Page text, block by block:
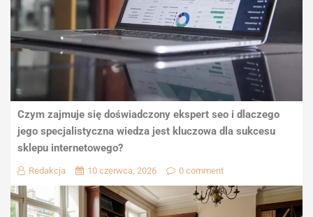
Czym zajmuje się doświadczony ekspert seo i dlaczego
jego specjalistyczna wiedza jest kluczowa dla sukcesu
sklepu internetowego?
Redakcja 10 czerwca, 2026 0 comment